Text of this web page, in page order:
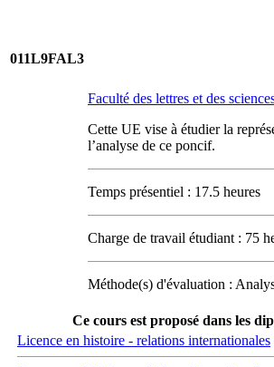
011L9FAL3
Faculté des lettres et des
Cette UE vise à étudier la
l’analyse de ce poncif.
Temps présentiel : 17.5 heures
Charge de travail étudiant : 75
Méthode(s) d'évaluation :
Ce cours est proposé dans les
Licence en histoire - relations internationales